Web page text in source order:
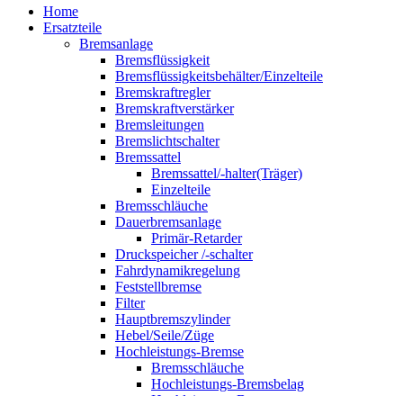
Home
Ersatzteile
Bremsanlage
Bremsflüssigkeit
Bremsflüssigkeitsbehälter/Einzelteile
Bremskraftregler
Bremskraftverstärker
Bremsleitungen
Bremslichtschalter
Bremssattel
Bremssattel/-halter(Träger)
Einzelteile
Bremsschläuche
Dauerbremsanlage
Primär-Retarder
Druckspeicher /-schalter
Fahrdynamikregelung
Feststellbremse
Filter
Hauptbremszylinder
Hebel/Seile/Züge
Hochleistungs-Bremse
Bremsschläuche
Hochleistungs-Bremsbelag